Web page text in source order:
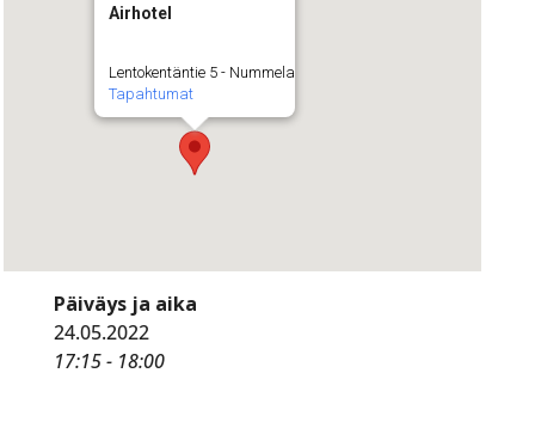
Airhotel
Lentokentäntie 5 - Nummela
Tapahtumat
Päiväys ja aika
24.05.2022
17:15 - 18:00